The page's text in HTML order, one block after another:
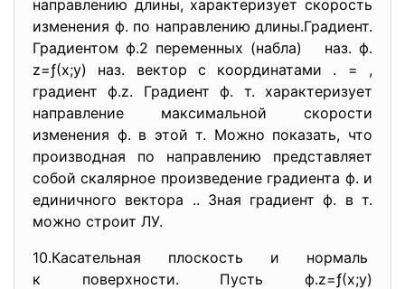
направлению длины, характеризует скорость
изменения ф. по направлению длины.Градиент.
Градиентом ф.2 переменных (набла) наз. ф.
z=ƒ(х;у) наз. вектор с координатами . = ,
градиент ф.z. Градиент ф. т. характеризует
направление максимальной скорости
изменения ф. в этой т. Можно показать, что
производная по направлению представляет
собой скалярное произведение градиента ф. и
единичного вектора .. Зная градиент ф. в т.
можно строит ЛУ.
10.Касательная плоскость и нормаль
к поверхности. Пусть ф.z=ƒ(х;у)